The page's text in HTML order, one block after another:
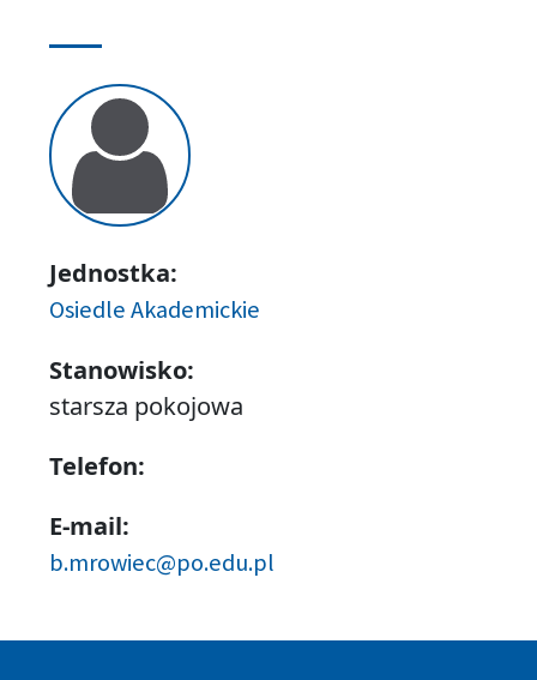
Jednostka:
Osiedle Akademickie
Stanowisko:
starsza pokojowa
Telefon:
E-mail:
b.mrowiec@po.edu.pl